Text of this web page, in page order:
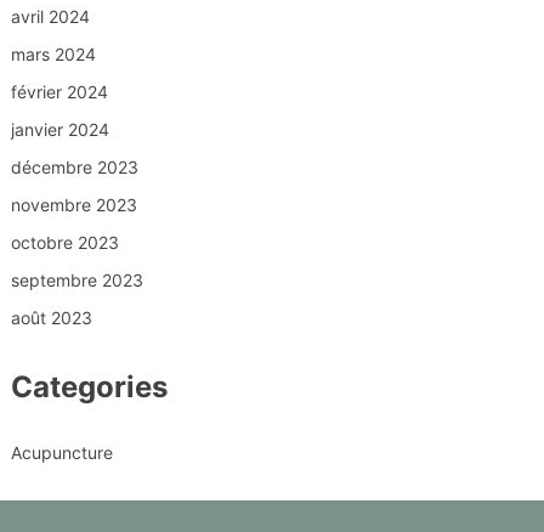
avril 2024
mars 2024
février 2024
janvier 2024
décembre 2023
novembre 2023
octobre 2023
septembre 2023
août 2023
Categories
Acupuncture